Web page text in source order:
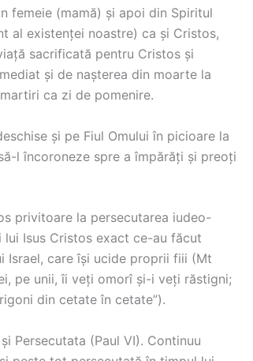
femeie (mamă) și apoi din Spiritul
al existenței noastre) ca și Cristos,
sacrificată pentru Cristos și
și de nașterea din moarte la
ca zi de pomenire.
și pe Fiul Omului în picioare la
l încoroneze spre a împărăți și preoți
privitoare la persecutarea iudeo-
Isus Cristos exact ce-au făcut
Israel, care își ucide proprii fiii (Mt
pe unii, îi veți omorî și-i veți răstigni;
din cetate în cetate”).
Persecutata (Paul VI). Continuu